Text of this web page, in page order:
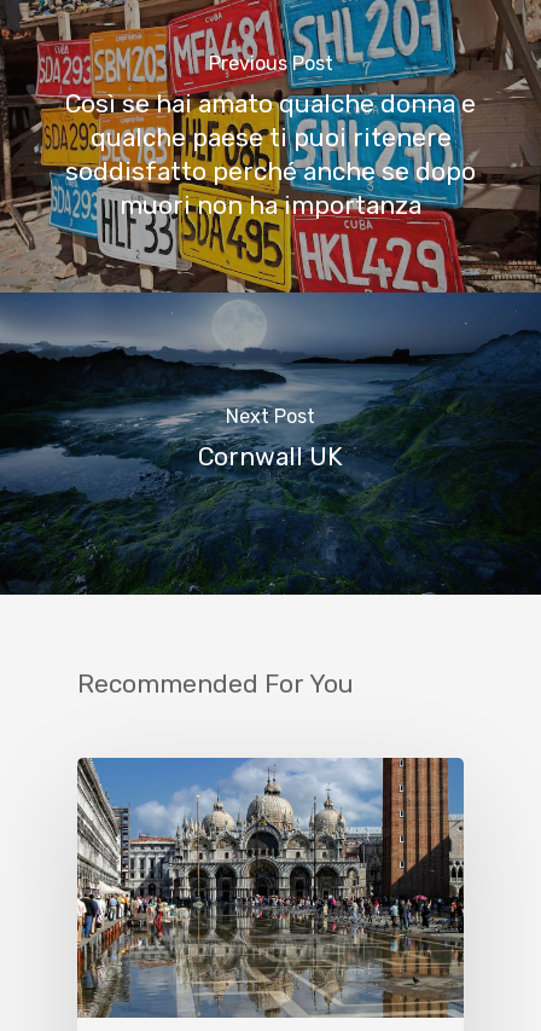
Previous Post
Così se hai amato qualche donna e
qualche paese ti puoi ritenere
soddisfatto perché anche se dopo
muori non ha importanza
Next Post
Cornwall UK
Recommended For You